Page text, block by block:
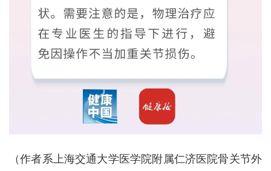
（作者系上海交通大学医学院附属仁济医院骨关节外